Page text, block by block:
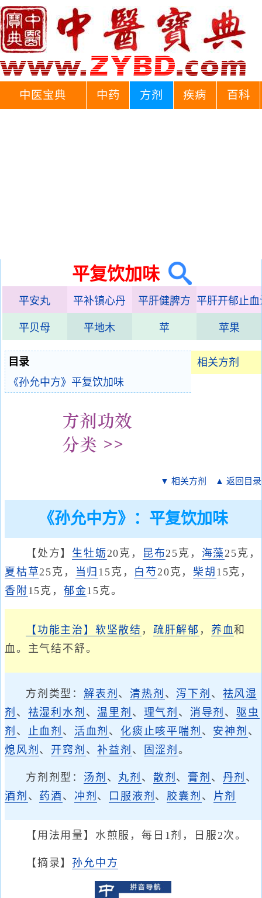
中医宝典 中药 方剂 疾病 百科
平复饮加味
平安丸 平补镇心丹 平肝健脾方 平肝开郁止血
平贝母 平地木 苹 苹果
相关方剂
目录
《孙允中方》平复饮加味
▼ 相关方剂 ▲ 返回目录
《孙允中方》：平复饮加味
【处方】 生牡蛎20克， 昆布25克， 海藻25克，
夏枯草25克， 当归 15克， 白芍20克，柴胡 15克，
香附15克， 郁金15克。
【功能主治】 软坚散结 ， 疏肝解郁 ， 养血和
血。主气结不舒。
方剂类型： 解表剂 、清热剂 、 泻下剂 、 祛风湿
剂 、 祛湿利水剂 、温里剂 、 理气剂 、 消导剂 、驱虫
剂 、 止血剂 、 活血剂 、 化痰止咳平喘剂 、 安神剂 、
熄风剂 、 开窍剂 、补益剂 、 固涩剂。
方剂剂型： 汤剂 、 丸剂 、 散剂 、 膏剂 、 丹剂 、
酒剂 、 药酒 、 冲剂 、 口服液剂 、 胶囊剂 、 片剂
【用法用量】水煎服，每日1剂，日服2次。
【摘录】孙允中方